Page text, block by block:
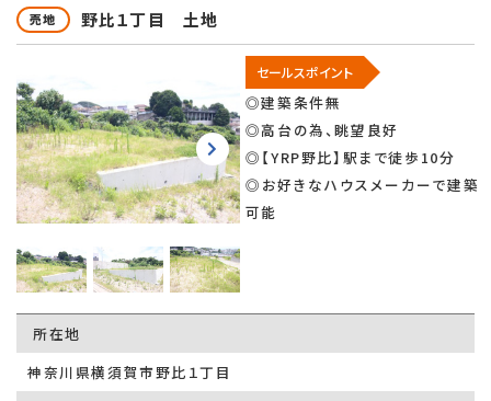
売地 野比１丁目 土地
セールスポイント
◎建築条件無
◎高台の為、眺望良好
◎【YRP野比】駅まで徒歩10分
◎お好きなハウスメーカーで建築
可能
所在地
神奈川県横須賀市野比１丁目